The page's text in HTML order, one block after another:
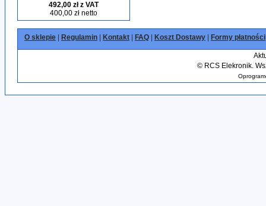
492,00 zł z VAT
400,00 zł netto
O sklepie Regulamin Kontakt FAQ Koszt Dostawy Formy płatności
©RCS Elekronik.